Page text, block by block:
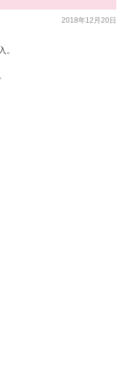
2018年12月20日
。